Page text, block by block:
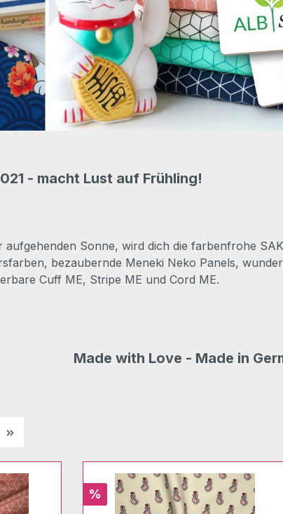
- macht Lust auf Frühling!
aufgehenden Sonne, wird dich die farbenfrohe
bezaubernde Meneki Neko Panels,
Cuff ME, Stripe ME und Cord ME.
Made with Love - Made in
Rabatt
%